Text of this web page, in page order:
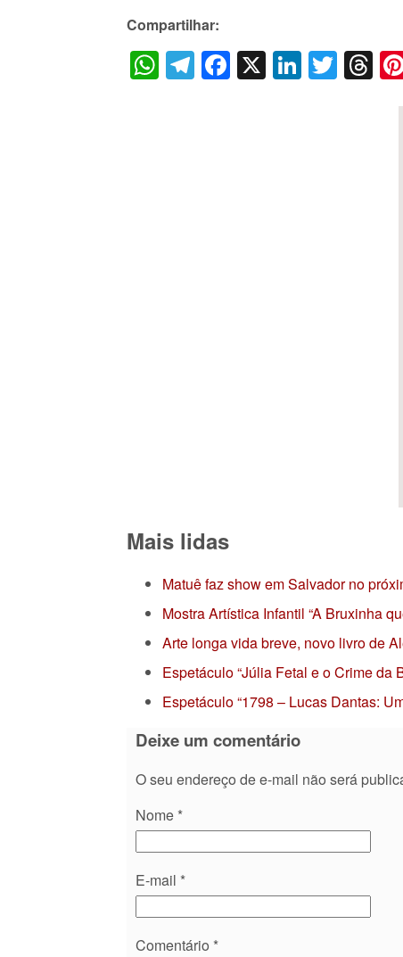
Compartilhar:
WhatsApp
Telegram
Facebook
X
Mais lidas
Matuê faz show em Salvador no
Mostra Artística Infantil “A Bruxinha
Arte longa vida breve, novo livro de
Espetáculo “Júlia Fetal e o Crime da
Espetáculo “1798 – Lucas Dantas:
Deixe um comentário
O seu endereço de e-mail não será
Nome *
E-mail *
Comentário *